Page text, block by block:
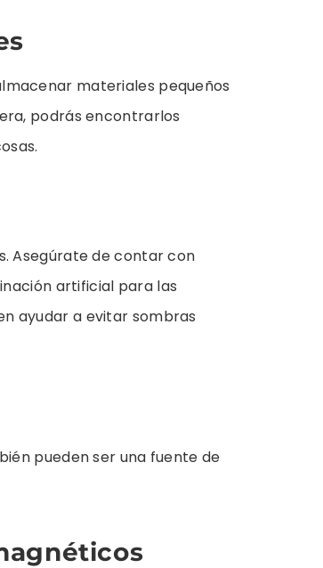
materiales pequeños
podrás encontrarlos
Asegúrate de contar con
artificial para las
ayudar a evitar sombras
pueden ser una fuente de